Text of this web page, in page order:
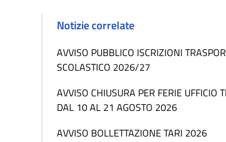
Notizie correlate
AVVISO PUBBLICO ISCRIZIONI
SCOLASTICO 2026/27
AVVISO CHIUSURA PER FERIE UFFICIO
DAL 10 AL 21 AGOSTO 2026
AVVISO BOLLETTAZIONE TARI 2026